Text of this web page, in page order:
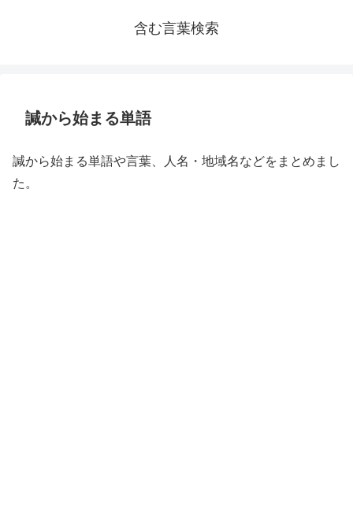
含む言葉検索
諴から始まる単語
諴から始まる単語や言葉、人名・地域名などをまとめまし
た。